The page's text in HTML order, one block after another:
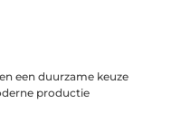
een duurzame keuze
productie